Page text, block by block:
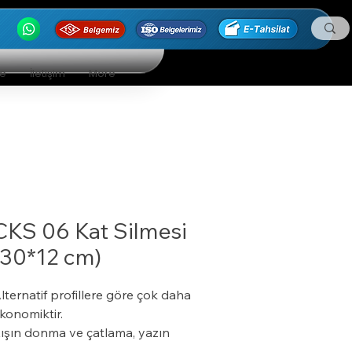
İletişim More
06 Kat Silmesi
cm)
profillere göre çok daha
donma ve çatlama, yazın